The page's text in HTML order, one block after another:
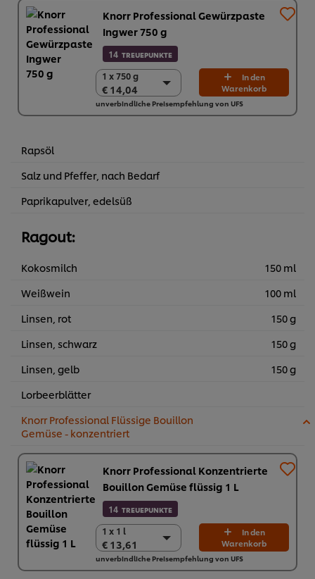
Knorr Professional Gewürzpaste
Ingwer 750 g
14 TREUEPUNKTE
1 x 750 g
€ 14,04
1 x 750 g
€ 14,04
2 x 750 g
In den
Warenkorb
unverbindliche Preisempfehlung von UFS
Rapsöl
Salz und Pfeffer, nach Bedarf
Paprikapulver, edelsüß
Ragout:
Kokosmilch
150 ml
Weißwein
100 ml
Linsen, rot
150 g
Linsen, schwarz
150 g
Linsen, gelb
150 g
Lorbeerblätter
Knorr Professional Flüssige Bouillon
Gemüse - konzentriert
Knorr Professional Konzentrierte
Bouillon Gemüse flüssig 1 L
14 TREUEPUNKTE
1 x 1 l
€ 13,61
1 x 1 l
€ 13,61
6 x 1 L
In den
Warenkorb
unverbindliche Preisempfehlung von UFS